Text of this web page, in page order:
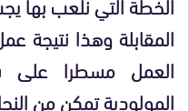
المقابلة وهذا نتيجة
العمل مسطرا على
المولودية تمكن من